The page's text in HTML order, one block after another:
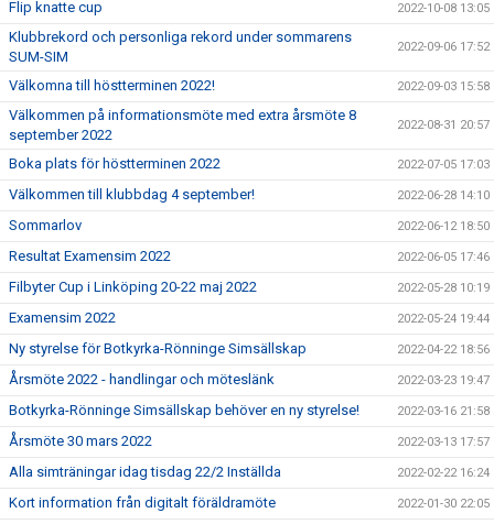
Flip knatte cup 2022-10-08 13:05
Klubbrekord och personliga rekord under sommarens
SUM-SIM
2022-09-06 17:52
Välkomna till höstterminen 2022! 2022-09-03 15:58
Välkommen på informationsmöte med extra årsmöte 8
september 2022
2022-08-31 20:57
Boka plats för höstterminen 2022 2022-07-05 17:03
Välkommen till klubbdag 4 september! 2022-06-28 14:10
Sommarlov 2022-06-12 18:50
Resultat Examensim 2022 2022-06-05 17:46
Filbyter Cup i Linköping 20-22 maj 2022 2022-05-28 10:19
Examensim 2022 2022-05-24 19:44
Ny styrelse för Botkyrka-Rönninge Simsällskap 2022-04-22 18:56
Årsmöte 2022 - handlingar och möteslänk 2022-03-23 19:47
Botkyrka-Rönninge Simsällskap behöver en ny styrelse! 2022-03-16 21:58
Årsmöte 30 mars 2022 2022-03-13 17:57
Alla simträningar idag tisdag 22/2 Inställda 2022-02-22 16:24
Kort information från digitalt föräldramöte 2022-01-30 22:05